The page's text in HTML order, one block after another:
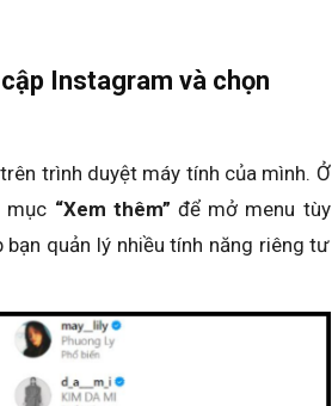
Instagram và chọn
trình duyệt máy tính của mình. Ở
mục “Xem thêm” để mở menu tùy
quản lý nhiều tính năng riêng tư